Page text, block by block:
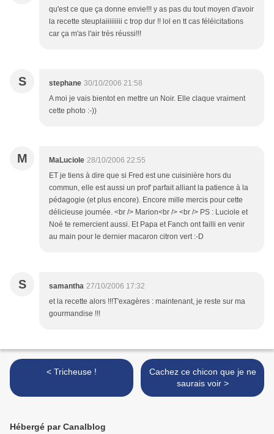
qu'est ce que ça donne envie!!! y as pas du tout moyen d'avoir
la recette steuplaiiiiiiiii c trop dur !! lol en tt cas féléicitations
car ça m'as l'air très réussi!!!
S stephane 30/10/2006 21:58
A moi je vais bientot en mettre un Noir. Elle claque vraiment
cette photo :-))
M MaLuciole 28/10/2006 22:55
ET je tiens à dire que si Fred est une cuisinière hors du
commun, elle est aussi un prof' parfait alliant la patience à la
pédagogie (et plus encore). Encore mille mercis pour cette
délicieuse journée. <br /> Marion<br /> <br /> PS : Luciole et
Noé te remercient aussi. Et Papa et Fanch ont failli en venir
au main pour le dernier macaron citron vert :-D
S samantha 27/10/2006 17:32
et la recette alors !!!T'exagères : maintenant, je reste sur ma
gourmandise !!!
< Tricheuse !
Cachez ce chicon que je ne
saurais voir >
Hébergé par Canalblog